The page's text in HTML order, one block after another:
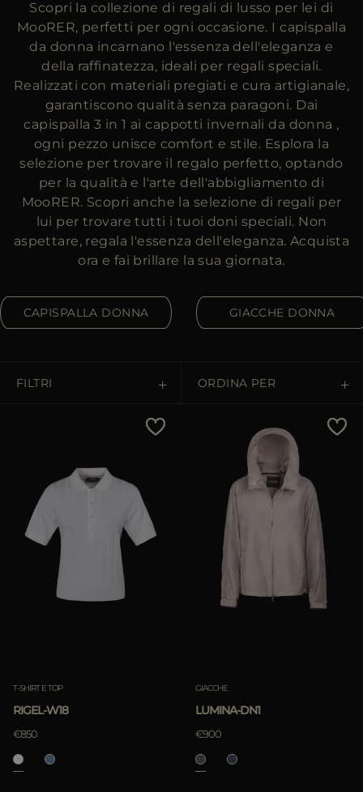
PIÙ PAESI
Scopri la collezione di regali di lusso per lei di
MooRER, perfetti per ogni occasione. I capispalla
da donna incarnano l'essenza dell'eleganza e
della raffinatezza, ideali per regali speciali.
Realizzati con materiali pregiati e cura artigianale,
garantiscono qualità senza paragoni. Dai
capispalla 3 in 1 ai cappotti invernali da donna ,
ogni pezzo unisce comfort e stile. Esplora la
selezione per trovare il regalo perfetto, optando
per la qualità e l'arte dell'abbigliamento di
MooRER. Scopri anche la selezione di regali per
lui per trovare tutti i tuoi doni speciali. Non
aspettare, regala l'essenza dell'eleganza. Acquista
ora e fai brillare la sua giornata.
CAPISPALLA DONNA GIACCHE DONNA
FILTRI ORDINA PER
APPLICA
Prezzo Decrescente
Più Venduti
Più Popolari
T-SHIRT E TOP
RIGEL-W18
€850
GIACCHE
LUMINA-DN1
€900